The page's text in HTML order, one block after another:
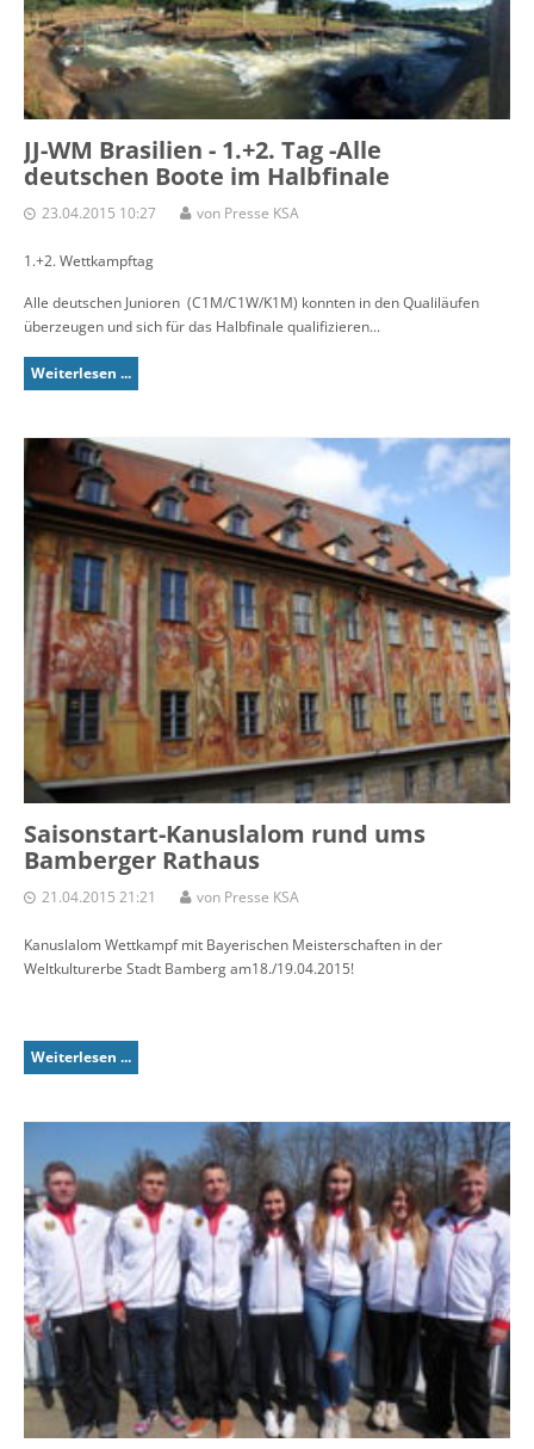
JJ-WM Brasilien - 1.+2. Tag -Alle
deutschen Boote im Halbfinale
23.04.2015 10:27 von Presse KSA
1.+2. Wettkampftag
Alle deutschen Junioren (C1M/C1W/K1M) konnten in den Qualiläufen
überzeugen und sich für das Halbfinale qualifizieren...
Weiterlesen ...
Saisonstart-Kanuslalom rund ums
Bamberger Rathaus
21.04.2015 21:21 von Presse KSA
Kanuslalom Wettkampf mit Bayerischen Meisterschaften in der
Weltkulturerbe Stadt Bamberg am18./19.04.2015!
Weiterlesen ...